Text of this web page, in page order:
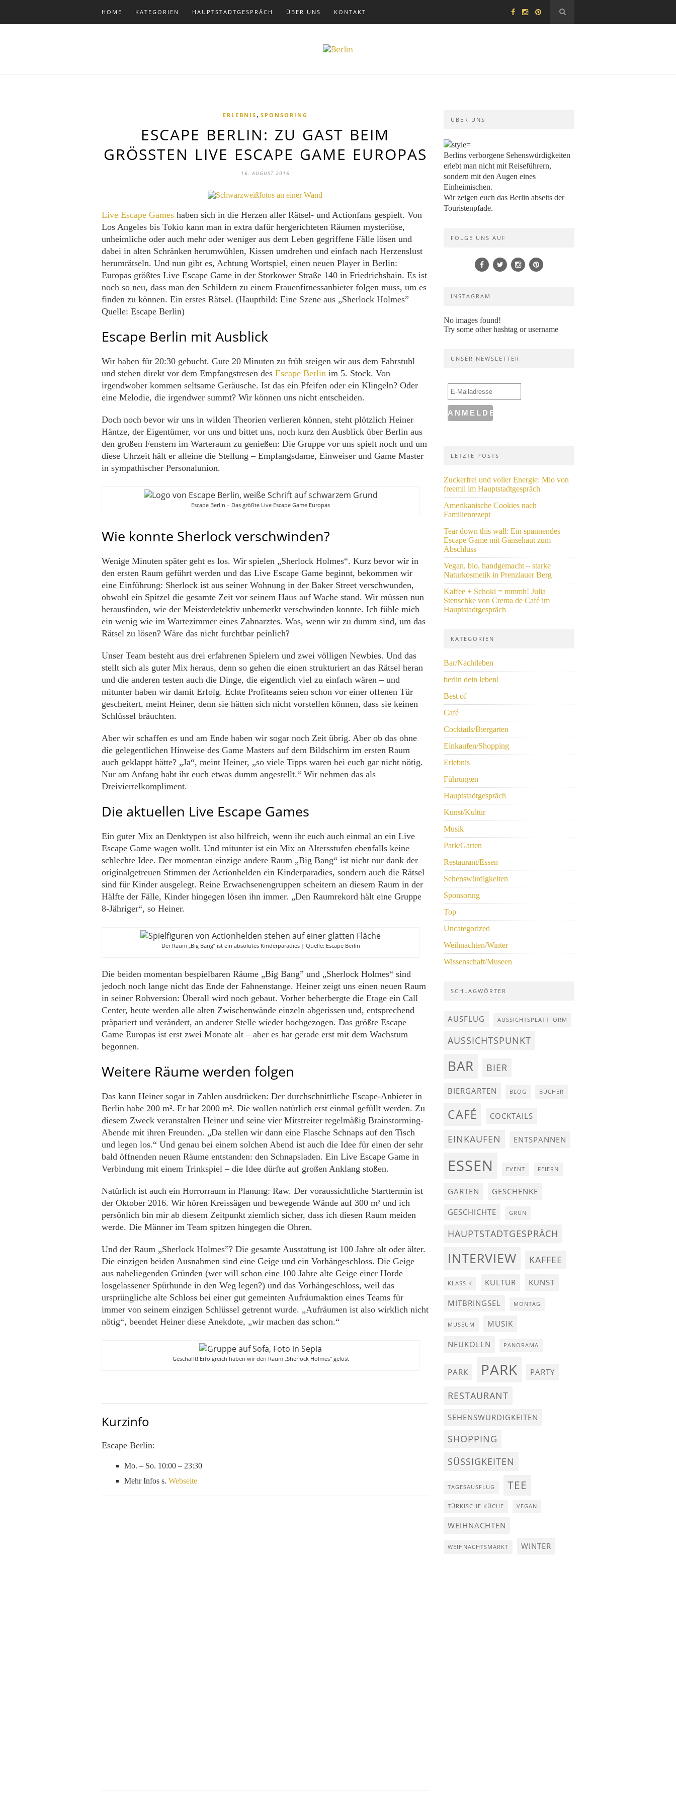
HOME KATEGORIEN HAUPTSTADTGESPRÄCH ÜBER UNS KONTAKT
ERLEBNIS , SPONSORING
ESCAPE BERLIN: ZU GAST BEIM
GRÖSSTEN LIVE ESCAPE GAME EUROPAS
16. AUGUST 2016
Live Escape Games haben sich in die Herzen aller Rätsel- und Actionfans gespielt. Von
Los Angeles bis Tokio kann man in extra dafür hergerichteten Räumen mysteriöse,
unheimliche oder auch mehr oder weniger aus dem Leben gegriffene Fälle lösen und
dabei in alten Schränken herumwühlen, Kissen umdrehen und einfach nach Herzenslust
herumrätseln. Und nun gibt es, Achtung Wortspiel, einen neuen Player in Berlin:
Europas größtes Live Escape Game in der Storkower Straße 140 in Friedrichshain. Es ist
noch so neu, dass man den Schildern zu einem Frauenfitnessanbieter folgen muss, um es
finden zu können. Ein erstes Rätsel. (Hauptbild: Eine Szene aus „Sherlock Holmes”
Quelle: Escape Berlin)
Escape Berlin mit Ausblick
Wir haben für 20:30 gebucht. Gute 20 Minuten zu früh steigen wir aus dem Fahrstuhl
und stehen direkt vor dem Empfangstresen des Escape Berlin im 5. Stock. Von
irgendwoher kommen seltsame Geräusche. Ist das ein Pfeifen oder ein Klingeln? Oder
eine Melodie, die irgendwer summt? Wir können uns nicht entscheiden.
Doch noch bevor wir uns in wilden Theorien verlieren können, steht plötzlich Heiner
Häntze, der Eigentümer, vor uns und bittet uns, noch kurz den Ausblick über Berlin aus
den großen Fenstern im Warteraum zu genießen: Die Gruppe vor uns spielt noch und um
diese Uhrzeit hält er alleine die Stellung – Empfangsdame, Einweiser und Game Master
in sympathischer Personalunion.
Escape Berlin – Das größte Live Escape Game Europas
Wie konnte Sherlock verschwinden?
Wenige Minuten später geht es los. Wir spielen „Sherlock Holmes“. Kurz bevor wir in
den ersten Raum geführt werden und das Live Escape Game beginnt, bekommen wir
eine Einführung: Sherlock ist aus seiner Wohnung in der Baker Street verschwunden,
obwohl ein Spitzel die gesamte Zeit vor seinem Haus auf Wache stand. Wir müssen nun
herausfinden, wie der Meisterdetektiv unbemerkt verschwinden konnte. Ich fühle mich
ein wenig wie im Wartezimmer eines Zahnarztes. Was, wenn wir zu dumm sind, um das
Rätsel zu lösen? Wäre das nicht furchtbar peinlich?
Unser Team besteht aus drei erfahrenen Spielern und zwei völligen Newbies. Und das
stellt sich als guter Mix heraus, denn so gehen die einen strukturiert an das Rätsel heran
und die anderen testen auch die Dinge, die eigentlich viel zu einfach wären – und
mitunter haben wir damit Erfolg. Echte Profiteams seien schon vor einer offenen Tür
gescheitert, meint Heiner, denn sie hätten sich nicht vorstellen können, dass sie keinen
Schlüssel bräuchten.
Aber wir schaffen es und am Ende haben wir sogar noch Zeit übrig. Aber ob das ohne
die gelegentlichen Hinweise des Game Masters auf dem Bildschirm im ersten Raum
auch geklappt hätte? „Ja“, meint Heiner, „so viele Tipps waren bei euch gar nicht nötig.
Nur am Anfang habt ihr euch etwas dumm angestellt.“ Wir nehmen das als
Dreiviertelkompliment.
Die aktuellen Live Escape Games
Ein guter Mix an Denktypen ist also hilfreich, wenn ihr euch auch einmal an ein Live
Escape Game wagen wollt. Und mitunter ist ein Mix an Altersstufen ebenfalls keine
schlechte Idee. Der momentan einzige andere Raum „Big Bang“ ist nicht nur dank der
originalgetreuen Stimmen der Actionhelden ein Kinderparadies, sondern auch die Rätsel
sind für Kinder ausgelegt. Reine Erwachsenengruppen scheitern an diesem Raum in der
Hälfte der Fälle, Kinder hingegen lösen ihn immer. „Den Raumrekord hält eine Gruppe
8-Jähriger“, so Heiner.
Der Raum „Big Bang” ist ein absolutes Kinderparadies | Quelle: Escape Berlin
Die beiden momentan bespielbaren Räume „Big Bang” und „Sherlock Holmes“ sind
jedoch noch lange nicht das Ende der Fahnenstange. Heiner zeigt uns einen neuen Raum
in seiner Rohversion: Überall wird noch gebaut. Vorher beherbergte die Etage ein Call
Center, heute werden alle alten Zwischenwände einzeln abgerissen und, entsprechend
präpariert und verändert, an anderer Stelle wieder hochgezogen. Das größte Escape
Game Europas ist erst zwei Monate alt – aber es hat gerade erst mit dem Wachstum
begonnen.
Weitere Räume werden folgen
Das kann Heiner sogar in Zahlen ausdrücken: Der durchschnittliche Escape-Anbieter in
Berlin habe 200 m². Er hat 2000 m². Die wollen natürlich erst einmal gefüllt werden. Zu
diesem Zweck veranstalten Heiner und seine vier Mitstreiter regelmäßig Brainstorming-
Abende mit ihren Freunden. „Da stellen wir dann eine Flasche Schnaps auf den Tisch
und legen los.“ Und genau bei einem solchen Abend ist auch die Idee für einen der sehr
bald öffnenden neuen Räume entstanden: den Schnapsladen. Ein Live Escape Game in
Verbindung mit einem Trinkspiel – die Idee dürfte auf großen Anklang stoßen.
Natürlich ist auch ein Horrorraum in Planung: Raw. Der voraussichtliche Starttermin ist
der Oktober 2016. Wir hören Kreissägen und bewegende Wände auf 300 m² und ich
persönlich bin mir ab diesem Zeitpunkt ziemlich sicher, dass ich diesen Raum meiden
werde. Die Männer im Team spitzen hingegen die Ohren.
Und der Raum „Sherlock Holmes”? Die gesamte Ausstattung ist 100 Jahre alt oder älter.
Die einzigen beiden Ausnahmen sind eine Geige und ein Vorhängeschloss. Die Geige
aus naheliegenden Gründen (wer will schon eine 100 Jahre alte Geige einer Horde
losgelassener Spürhunde in den Weg legen?) und das Vorhängeschloss, weil das
ursprüngliche alte Schloss bei einer gut gemeinten Aufräumaktion eines Teams für
immer von seinem einzigen Schlüssel getrennt wurde. „Aufräumen ist also wirklich nicht
nötig“, beendet Heiner diese Anekdote, „wir machen das schon.“
Geschafft! Erfolgreich haben wir den Raum „Sherlock Holmes” gelöst
Kurzinfo
Escape Berlin:
Mo. – So. 10:00 – 23:30
Mehr Infos s. Webseite
ÜBER UNS
Berlins verborgene Sehenswürdigkeiten
erlebt man nicht mit Reiseführern,
sondern mit den Augen eines
Einheimischen.
Wir zeigen euch das Berlin abseits der
Touristenpfade.
FOLGE UNS AUF
INSTAGRAM
No images found!
Try some other hashtag or username
UNSER NEWSLETTER
LETZTE POSTS
Zuckerfrei und voller Energie: Mio von
freemii im Hauptstadtgespräch
Amerikanische Cookies nach
Familienrezept
Tear down this wall: Ein spannendes
Escape Game mit Gänsehaut zum
Abschluss
Vegan, bio, handgemacht – starke
Naturkosmetik in Prenzlauer Berg
Kaffee + Schoki = mmmh! Julia
Stenschke von Crema de Café im
Hauptstadtgespräch
KATEGORIEN
Bar/Nachtleben
berlin dein leben!
Best of
Café
Cocktails/Biergarten
Einkaufen/Shopping
Erlebnis
Führungen
Hauptstadtgespräch
Kunst/Kultur
Musik
Park/Garten
Restaurant/Essen
Sehenswürdigkeiten
Sponsoring
Top
Uncategorized
Weihnachten/Winter
Wissenschaft/Museen
SCHLAGWÖRTER
AUSFLUG AUSSICHTSPLATTFORM
AUSSICHTSPUNKT
BAR BIER
BIERGARTEN BLOG BÜCHER
CAFÉ COCKTAILS
EINKAUFEN ENTSPANNEN
ESSEN EVENT FEIERN
GARTEN GESCHENKE
GESCHICHTE GRÜN
HAUPTSTADTGESPRÄCH
INTERVIEW KAFFEE
KLASSIK KULTUR KUNST
MITBRINGSEL MONTAG
MUSEUM MUSIK
NEUKÖLLN PANORAMA
PARK PARK PARTY
RESTAURANT
SEHENSWÜRDIGKEITEN
SHOPPING
SÜSSIGKEITEN
TAGESAUSFLUG TEE
TÜRKISCHE KÜCHE VEGAN
WEIHNACHTEN
WEIHNACHTSMARKT WINTER